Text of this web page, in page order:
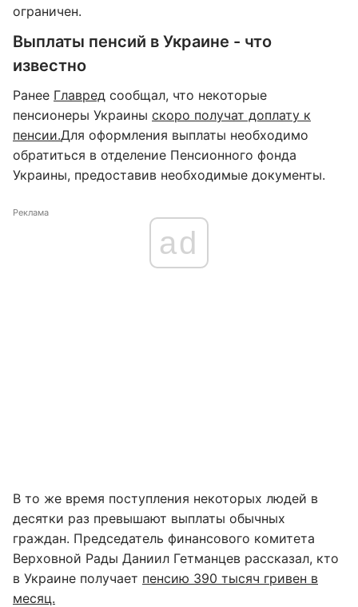
ограничен.
Выплаты пенсий в Украине - что
известно
Ранее Главред сообщал, что некоторые
пенсионеры Украины скоро получат доплату к
пенсии.Для оформления выплаты необходимо
обратиться в отделение Пенсионного фонда
Украины, предоставив необходимые документы.
Реклама
ad
В то же время поступления некоторых людей в
десятки раз превышают выплаты обычных
граждан. Председатель финансового комитета
Верховной Рады Даниил Гетманцев рассказал, кто
в Украине получает пенсию 390 тысяч гривен в
месяц.